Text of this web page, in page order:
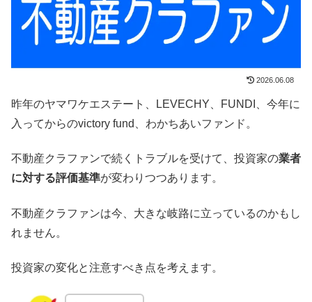
2026.06.08
昨年のヤマワケエステート、LEVECHY、FUNDI、今年に
入ってからのvictory fund、わかちあいファンド。
不動産クラファンで続くトラブルを受けて、投資家の業者
に対する評価基準が変わりつつあります。
不動産クラファンは今、大きな岐路に立っているのかもし
れません。
投資家の変化と注意すべき点を考えます。